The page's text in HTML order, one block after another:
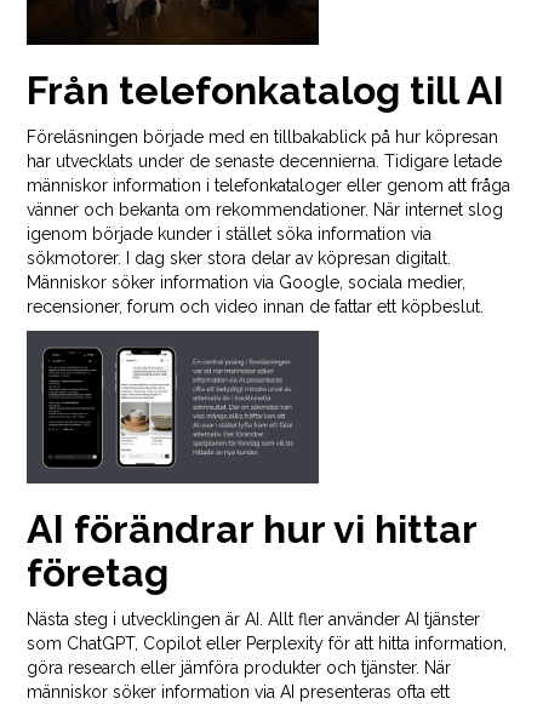
Från telefonkatalog till AI
Föreläsningen började med en tillbakablick på hur köpresan
har utvecklats under de senaste decennierna. Tidigare letade
människor information i telefonkataloger eller genom att fråga
vänner och bekanta om rekommendationer. När internet slog
igenom började kunder i stället söka information via
sökmotorer. I dag sker stora delar av köpresan digitalt.
Människor söker information via Google, sociala medier,
recensioner, forum och video innan de fattar ett köpbeslut.
AI förändrar hur vi hittar
företag
Nästa steg i utvecklingen är AI. Allt fler använder AI tjänster
som ChatGPT, Copilot eller Perplexity för att hitta information,
göra research eller jämföra produkter och tjänster. När
människor söker information via AI presenteras ofta ett